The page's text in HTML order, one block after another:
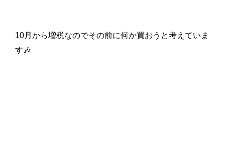
10月から増税なのでその前に何か買おうと考えていま
す🎶